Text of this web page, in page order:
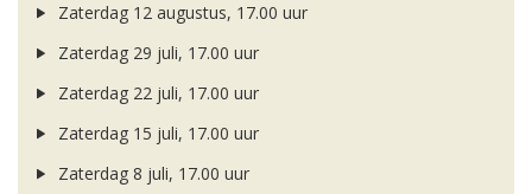
Zaterdag 12 augustus, 17.00 uur
Zaterdag 29 juli, 17.00 uur
Zaterdag 22 juli, 17.00 uur
Zaterdag 15 juli, 17.00 uur
Zaterdag 8 juli, 17.00 uur